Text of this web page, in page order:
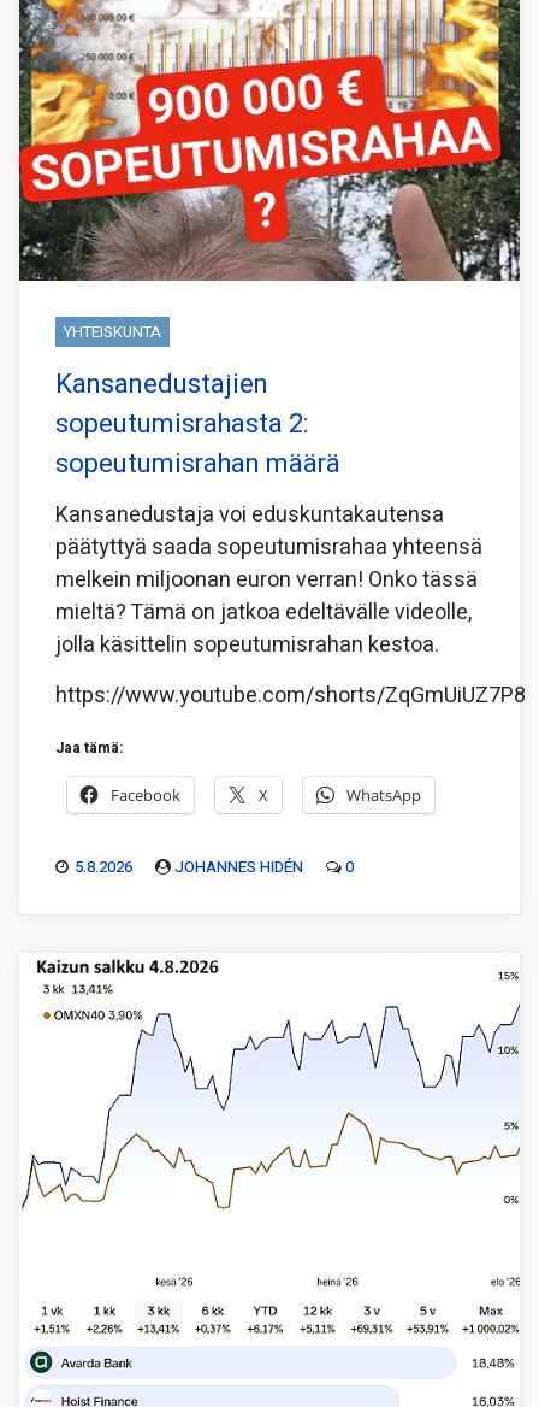
YHTEISKUNTA
Kansanedustajien
sopeutumisrahasta 2:
sopeutumisrahan määrä
Kansanedustaja voi eduskuntakautensa
päätyttyä saada sopeutumisrahaa yhteensä
melkein miljoonan euron verran! Onko tässä
mieltä? Tämä on jatkoa edeltävälle videolle,
jolla käsittelin sopeutumisrahan kestoa.
https://www.youtube.com/shorts/ZqGmUiUZ7P8
Jaa tämä:
Facebook X WhatsApp
5.8.2026 JOHANNES HIDÉN 0